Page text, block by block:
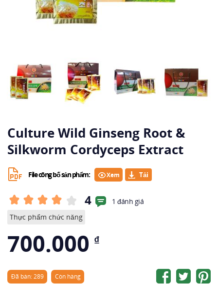
Culture Wild Ginseng Root &
Silkworm Cordyceps Extract
File công bố sản phẩm: Xem
4
1 đánh giá
Thực phẩm chức năng
700.000 ₫
Đã bán: 289 Còn hàng